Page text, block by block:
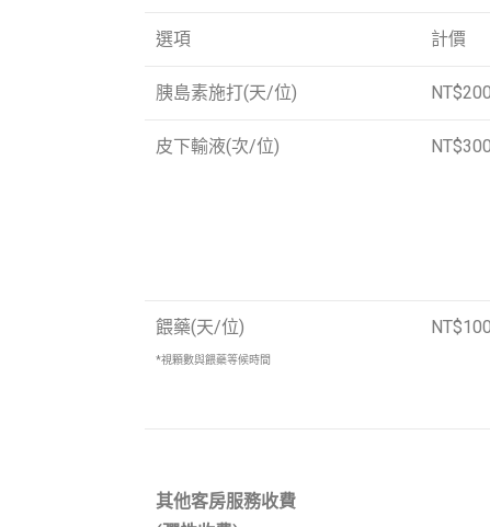
選項 計價
胰島素施打(天/位) NT$200
皮下輸液(次/位) NT$300
餵藥(天/位)
*視顆數與餵藥等候時間
其他客房服務收費